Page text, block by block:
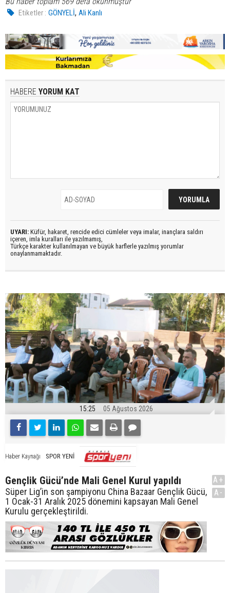
Etiketler : GÖNYELİ,Ali Kanlı
HABERE YORUM KAT
UYARI: Küfür, hakaret, rencide edici cümleler veya imalar, inançlara saldırı
içeren, imla kuralları ile yazılmamış,
Türkçe karakter kullanılmayan ve büyük harflerle yazılmış yorumlar
onaylanmamaktadır.
15:25 05 Ağustos 2026
Haber Kaynağı SPOR YENİ
Gençlik Gücü’nde Mali Genel Kurul yapıldı
Süper Lig’in son şampiyonu China Bazaar Gençlik Gücü,
1 Ocak-31 Aralık 2025 dönemini kapsayan Mali Genel
Kurulu gerçekleştirildi.
A+
A-